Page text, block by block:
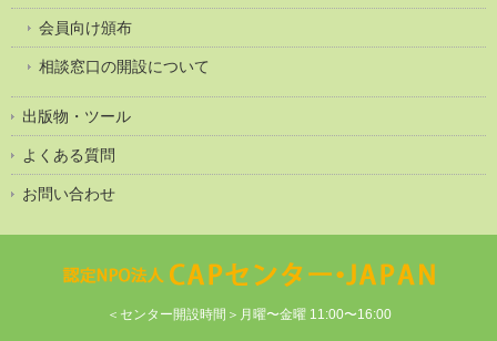
会員向け頒布
相談窓口の開設について
出版物・ツール
よくある質問
お問い合わせ
＜センター開設時間＞月曜〜金曜 11:00〜16:00